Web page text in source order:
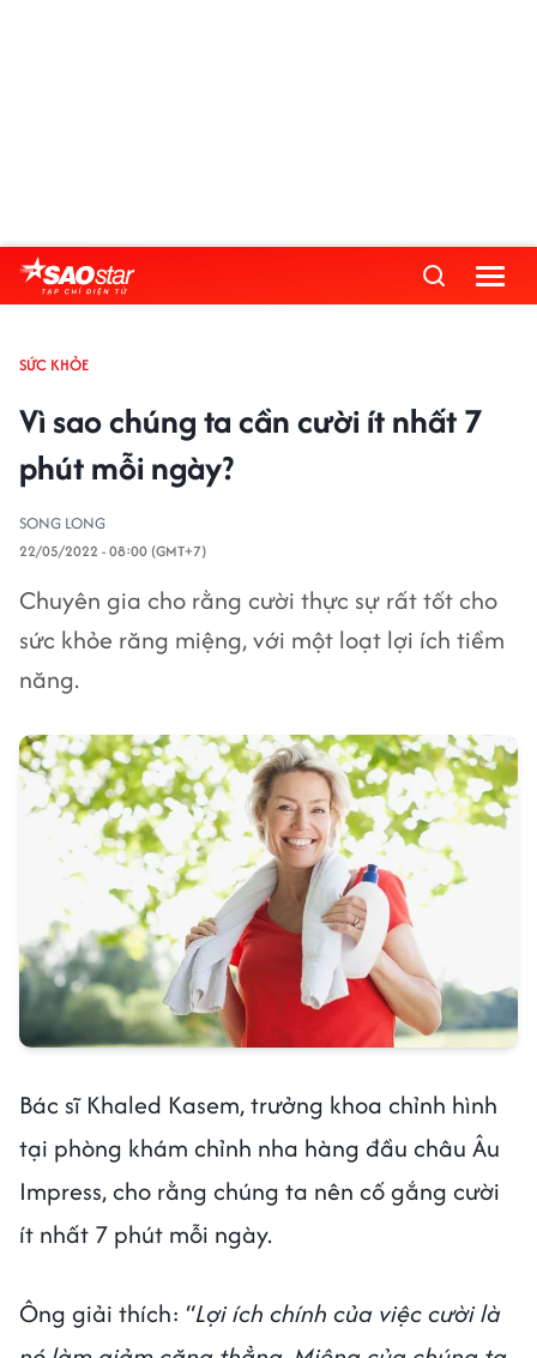
SỨC KHỎE
Vì sao chúng ta cần cười ít nhất 7
phút mỗi ngày?
SONG LONG
22/05/2022 - 08:00 (GMT+7)
Chuyên gia cho rằng cười thực sự rất tốt cho
sức khỏe răng miệng, với một loạt lợi ích tiềm
năng.
Bác sĩ Khaled Kasem, trưởng khoa chỉnh hình
tại phòng khám chỉnh nha hàng đầu châu Âu
Impress, cho rằng chúng ta nên cố gắng cười
ít nhất 7 phút mỗi ngày.
Ông giải thích: “Lợi ích chính của việc cười là